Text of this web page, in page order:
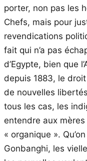
porter, non pas les
Chefs, mais pour
revendications
fait qui n’a pas
d’Egypte, bien que
depuis 1883, le
de nouvelles
tous les cas, les
entendre aux
« organique ».
Gonbanghi, les